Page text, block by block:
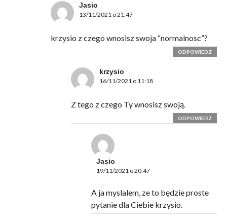
Jasio
13/11/2021 o 21:47
krzysio z czego wnosisz swoja “normalnosc”?
ODPOWIEDZ
krzysio
16/11/2021 o 11:18
Z tego z czego Ty wnosisz swoją.
ODPOWIEDZ
Jasio
19/11/2021 o 20:47
A ja myslalem, ze to będzie proste
pytanie dla Ciebie krzysio.